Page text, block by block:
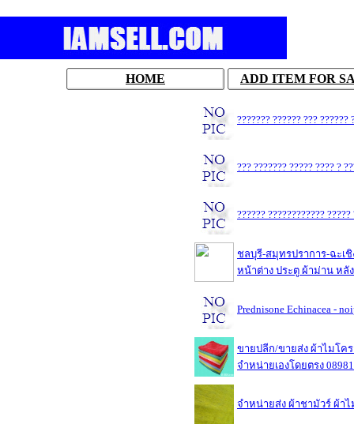
HOME ADD ITEM FOR
??????? ?????? ??? ??????
??? ??????? ????? ???? ?
?????? ????????????
ชลบุรี-สมุทรปราการ-ฉะเ
หน้าต่าง ประตู ผ้าม่าน หลั
Prednisone Echinacea -
ขายปลีก/ขายส่ง ผ้าไมโค
จำหน่ายเองโดยตรง
จำหน่ายส่ง ผ้าชามัวร์ ผ้าไ